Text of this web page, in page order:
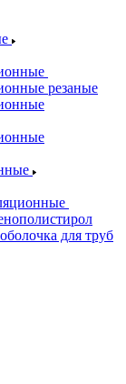
резаные
для труб